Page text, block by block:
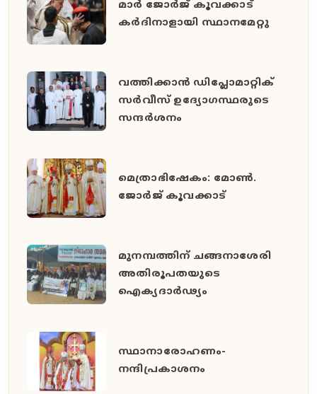
മാർ ജോർജ് കൂവക്കാട്
കർദിനാളായി സ്ഥാനമേറ്റു
വത്തിക്കാൻ ഡിപ്ലോമാറ്റിക്
സർവീസ് ഉദ്യോഗസ്ഥരുടെ
സന്ദർശനം
മെത്രാഭിഷേകം: മോൺ.
ജോർജ് കൂവക്കാട്
മുനമ്പത്തിന് ചങ്ങനാശേരി
അതിരൂപതയുടെ
ഐക്യദാർഢ്യം
സ്ഥാനാരോഹണം-
നന്ദിപ്രകാശനം